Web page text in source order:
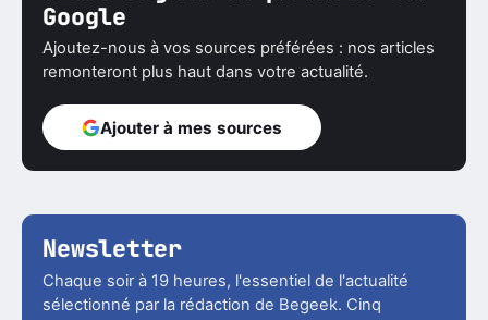
Google
Ajoutez-nous à vos sources préférées : nos articles
remonteront plus haut dans votre actualité.
Ajouter à mes sources
Newsletter
Chaque soir à 19 heures, l'essentiel de l'actualité
sélectionné par la rédaction de Begeek. Cinq